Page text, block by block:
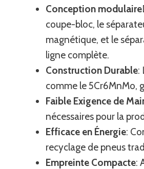
Conception modulaire
coupe-bloc, le
magnétique, et le
ligne complète.
Construction Durable:
comme le 5Cr6MnMo,
Faible Exigence de
nécessaires pour la
Efficace en Énergie:
recyclage de pneus
Empreinte Compacte: